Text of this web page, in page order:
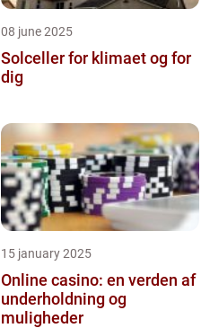
08 june 2025
Solceller for klimaet og for
dig
15 january 2025
Online casino: en verden af
underholdning og
muligheder